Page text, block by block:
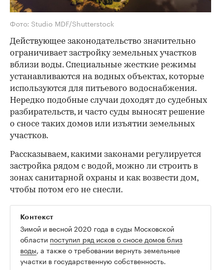
Фото: Studio MDF/Shutterstock
Действующее законодательство значительно
ограничивает застройку земельных участков
вблизи воды. Специальные жесткие режимы
устанавливаются на водных объектах, которые
используются для питьевого водоснабжения.
Нередко подобные случаи доходят до судебных
разбирательств, и часто суды выносят решение
о сносе таких домов или изъятии земельных
участков.
Рассказываем, какими законами регулируется
застройка рядом с водой, можно ли строить в
зонах санитарной охраны и как возвести дом,
чтобы потом его не снесли.
Контекст
Зимой и весной 2020 года в суды Московской
области поступил ряд исков о сносе домов близ
воды, а также о требовании вернуть земельные
участки в государственную собственность.